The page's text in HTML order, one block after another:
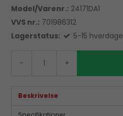
Model/Varenr.: 24171DA1
VVS nr.: 701986312
Lagerstatus:
5-15 hverdage
- +
Beskrivelse